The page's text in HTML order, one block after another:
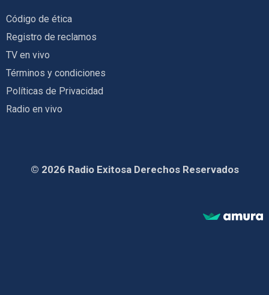
Código de ética
Registro de reclamos
TV en vivo
Términos y condiciones
Políticas de Privacidad
Radio en vivo
© 2026 Radio Exitosa Derechos Reservados